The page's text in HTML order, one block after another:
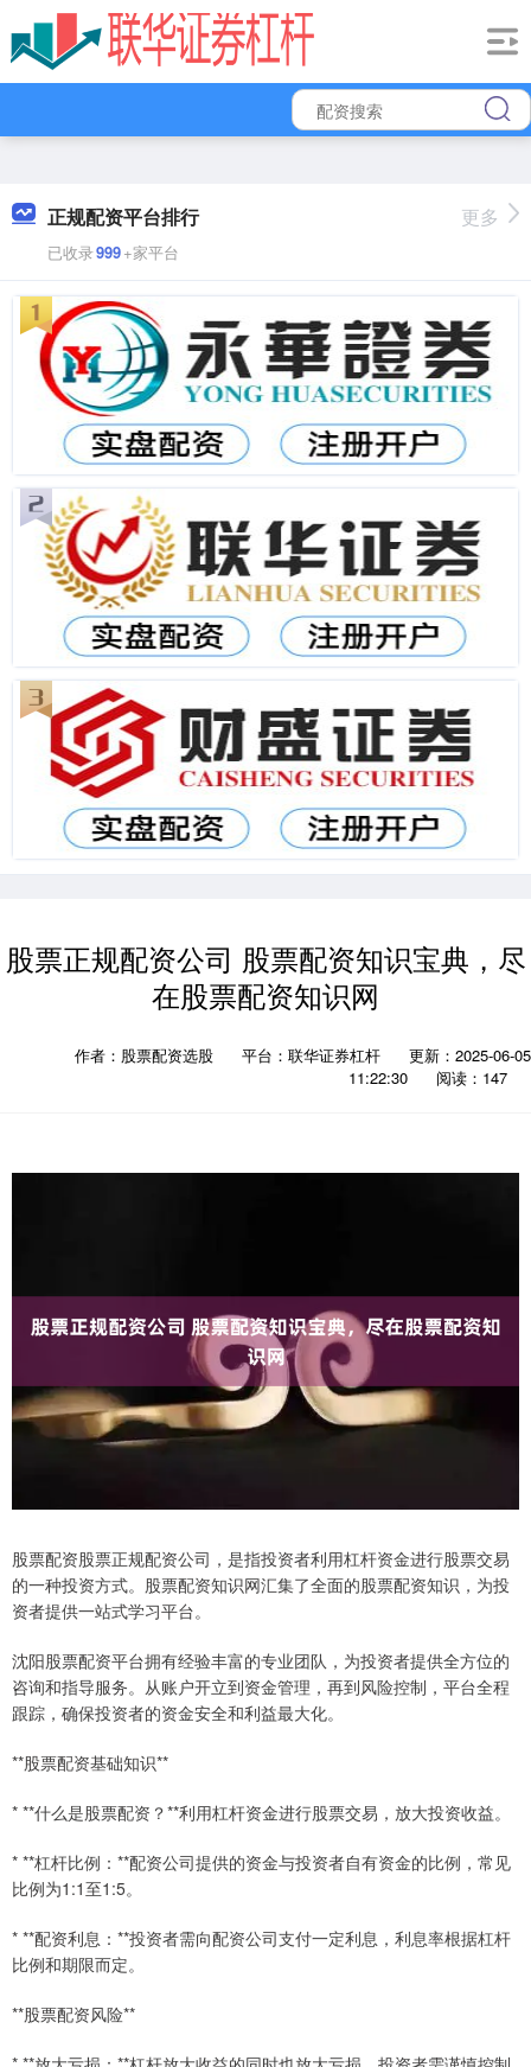
正规配资平台排行
已收录999+家平台
更多
股票正规配资公司 股票配资知识宝典，尽
在股票配资知识网
作者：股票配资选股 平台：联华证券杠杆
更新：2025-06-05
11:22:30
阅读：147
股票配资股票正规配资公司，是指投资者利用杠杆资金进行股票交易
的一种投资方式。股票配资知识网汇集了全面的股票配资知识，为投
资者提供一站式学习平台。
沈阳股票配资平台拥有经验丰富的专业团队，为投资者提供全方位的
咨询和指导服务。从账户开立到资金管理，再到风险控制，平台全程
跟踪，确保投资者的资金安全和利益最大化。
**股票配资基础知识**
* **什么是股票配资？**利用杠杆资金进行股票交易，放大投资收益。
* **杠杆比例：**配资公司提供的资金与投资者自有资金的比例，常见
比例为1:1至1:5。
* **配资利息：**投资者需向配资公司支付一定利息，利息率根据杠杆
比例和期限而定。
**股票配资风险**